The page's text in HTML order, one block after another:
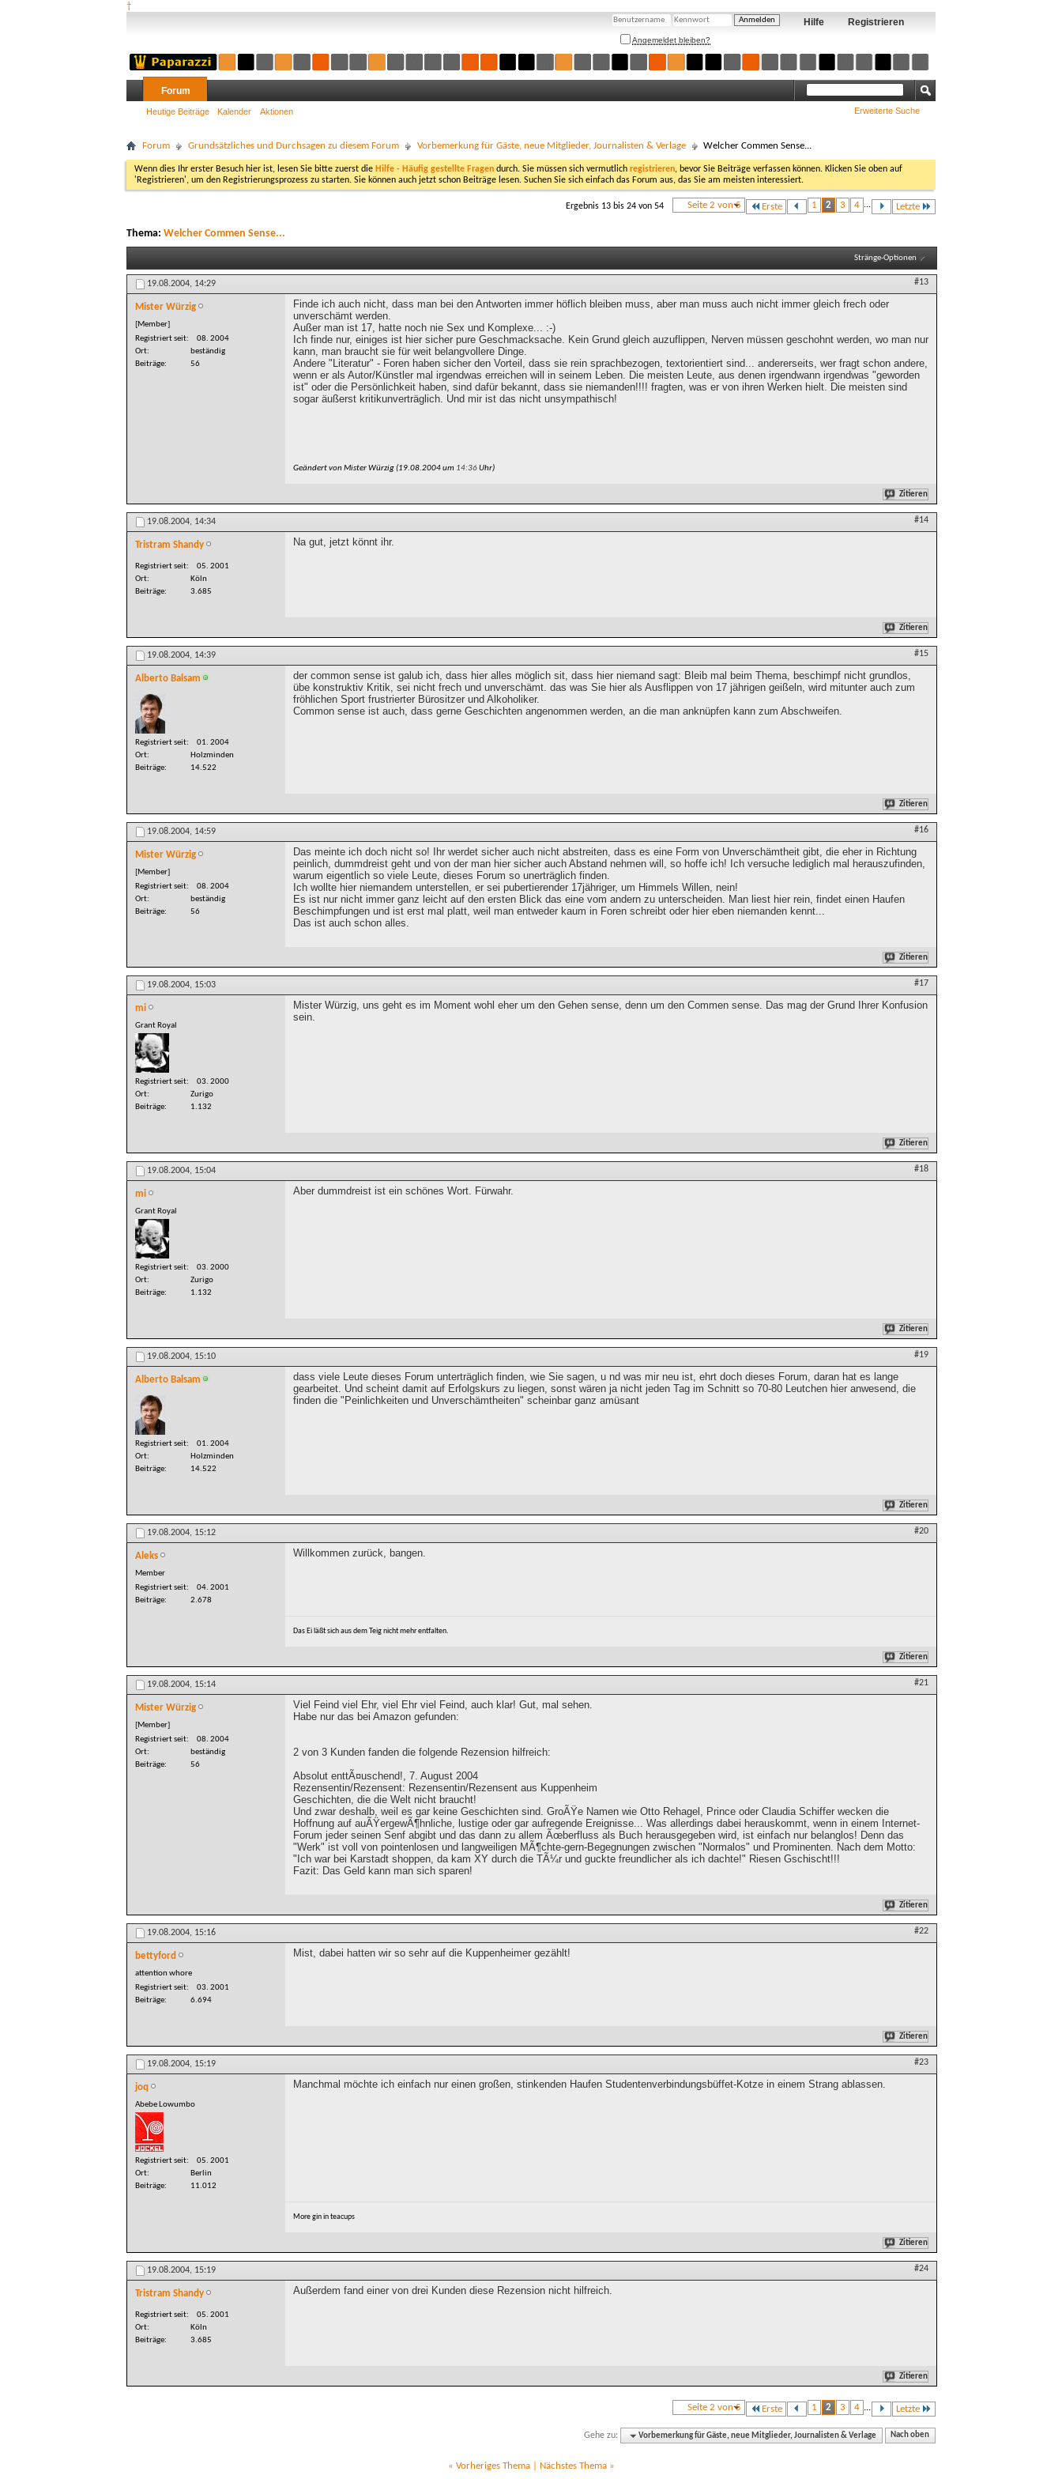
†
Registrieren
Hilfe
Angemeldet bleiben?
Forum
Heutige Beiträge Kalender Aktionen Erweiterte Suche
Forum Grundsätzliches und Durchsagen zu diesem Forum Vorbemerkung für Gäste, neue Mitglieder, Journalisten & Verlage Welcher Commen Sense...
Wenn dies Ihr erster Besuch hier ist, lesen Sie bitte zuerst die Hilfe - Häufig gestellte Fragen durch. Sie müssen sich vermutlich registrieren, bevor Sie Beiträge verfassen können. Klicken Sie oben auf
'Registrieren', um den Registrierungsprozess zu starten. Sie können auch jetzt schon Beiträge lesen. Suchen Sie sich einfach das Forum aus, das Sie am meisten interessiert.
Seite 2 von 5 Erste 1 2 3 4 ... Letzte
Ergebnis 13 bis 24 von 54
Thema: Welcher Commen Sense...
Stränge-Optionen
19.08.2004, 14:29 #13
Mister Würzig
[Member]
Registriert seit
08. 2004
Ort
beständig
Beiträge
56
Finde ich auch nicht, dass man bei den Antworten immer höflich bleiben muss, aber man muss auch nicht immer gleich frech oder
unverschämt werden.
Außer man ist 17, hatte noch nie Sex und Komplexe... :-)
Ich finde nur, einiges ist hier sicher pure Geschmacksache. Kein Grund gleich auzuflippen, Nerven müssen geschohnt werden, wo man nur
kann, man braucht sie für weit belangvollere Dinge.
Andere "Literatur" - Foren haben sicher den Vorteil, dass sie rein sprachbezogen, textorientiert sind... andererseits, wer fragt schon andere,
wenn er als Autor/Künstler mal irgendwas erreichen will in seinem Leben. Die meisten Leute, aus denen irgendwann irgendwas "geworden
ist" oder die Persönlichkeit haben, sind dafür bekannt, dass sie niemanden!!!! fragten, was er von ihren Werken hielt. Die meisten sind
sogar äußerst kritikunverträglich. Und mir ist das nicht unsympathisch!
Geändert von Mister Würzig (19.08.2004 um 14:36Uhr)
Zitieren
19.08.2004, 14:34 #14
Tristram Shandy
Registriert seit
05. 2001
Ort
Köln
Beiträge
3.685
Na gut, jetzt könnt ihr.
Zitieren
19.08.2004, 14:39 #15
Alberto Balsam
Registriert seit
01. 2004
Ort
Holzminden
Beiträge
14.522
der common sense ist galub ich, dass hier alles möglich sit, dass hier niemand sagt: Bleib mal beim Thema, beschimpf nicht grundlos,
übe konstruktiv Kritik, sei nicht frech und unverschämt. das was Sie hier als Ausflippen von 17 jährigen geißeln, wird mitunter auch zum
fröhlichen Sport frustrierter Bürositzer und Alkoholiker.
Common sense ist auch, dass gerne Geschichten angenommen werden, an die man anknüpfen kann zum Abschweifen.
Zitieren
19.08.2004, 14:59 #16
Mister Würzig
[Member]
Registriert seit
08. 2004
Ort
beständig
Beiträge
56
Das meinte ich doch nicht so! Ihr werdet sicher auch nicht abstreiten, dass es eine Form von Unverschämtheit gibt, die eher in Richtung
peinlich, dummdreist geht und von der man hier sicher auch Abstand nehmen will, so hoffe ich! Ich versuche lediglich mal herauszufinden,
warum eigentlich so viele Leute, dieses Forum so unerträglich finden.
Ich wollte hier niemandem unterstellen, er sei pubertierender 17jähriger, um Himmels Willen, nein!
Es ist nur nicht immer ganz leicht auf den ersten Blick das eine vom andern zu unterscheiden. Man liest hier rein, findet einen Haufen
Beschimpfungen und ist erst mal platt, weil man entweder kaum in Foren schreibt oder hier eben niemanden kennt...
Das ist auch schon alles.
Zitieren
19.08.2004, 15:03 #17
mi
Grant Royal
Registriert seit
03. 2000
Ort
Zurigo
Beiträge
1.132
Mister Würzig, uns geht es im Moment wohl eher um den Gehen sense, denn um den Commen sense. Das mag der Grund Ihrer Konfusion
sein.
Zitieren
19.08.2004, 15:04 #18
mi
Grant Royal
Registriert seit
03. 2000
Ort
Zurigo
Beiträge
1.132
Aber dummdreist ist ein schönes Wort. Fürwahr.
Zitieren
19.08.2004, 15:10 #19
Alberto Balsam
Registriert seit
01. 2004
Ort
Holzminden
Beiträge
14.522
dass viele Leute dieses Forum unterträglich finden, wie Sie sagen, u nd was mir neu ist, ehrt doch dieses Forum, daran hat es lange
gearbeitet. Und scheint damit auf Erfolgskurs zu liegen, sonst wären ja nicht jeden Tag im Schnitt so 70-80 Leutchen hier anwesend, die
finden die "Peinlichkeiten und Unverschämtheiten" scheinbar ganz amüsant
Zitieren
19.08.2004, 15:12 #20
Aleks
Member
Registriert seit
04. 2001
Beiträge
2.678
Willkommen zurück, bangen.
Das Ei läßt sich aus dem Teig nicht mehr entfalten.
Zitieren
19.08.2004, 15:14 #21
Mister Würzig
[Member]
Registriert seit
08. 2004
Ort
beständig
Beiträge
56
Viel Feind viel Ehr, viel Ehr viel Feind, auch klar! Gut, mal sehen.
Habe nur das bei Amazon gefunden:
2 von 3 Kunden fanden die folgende Rezension hilfreich:
Absolut enttÃ¤uschend!, 7. August 2004
Rezensentin/Rezensent: Rezensentin/Rezensent aus Kuppenheim
Geschichten, die die Welt nicht braucht!
Und zwar deshalb, weil es gar keine Geschichten sind. GroÃŸe Namen wie Otto Rehagel, Prince oder Claudia Schiffer wecken die
Hoffnung auf auÃŸergewÃ¶hnliche, lustige oder gar aufregende Ereignisse... Was allerdings dabei herauskommt, wenn in einem Internet-
Forum jeder seinen Senf abgibt und das dann zu allem Ãœberfluss als Buch herausgegeben wird, ist einfach nur belanglos! Denn das
"Werk" ist voll von pointenlosen und langweiligen MÃ¶chte-gern-Begegnungen zwischen "Normalos" und Prominenten. Nach dem Motto:
"Ich war bei Karstadt shoppen, da kam XY durch die TÃ¼r und guckte freundlicher als ich dachte!" Riesen Gschischt!!!
Fazit: Das Geld kann man sich sparen!
Zitieren
19.08.2004, 15:16 #22
bettyford
attention whore
Registriert seit
03. 2001
Beiträge
6.694
Mist, dabei hatten wir so sehr auf die Kuppenheimer gezählt!
Zitieren
19.08.2004, 15:19 #23
joq
Abebe Lowumbo
Registriert seit
05. 2001
Ort
Berlin
Beiträge
11.012
Manchmal möchte ich einfach nur einen großen, stinkenden Haufen Studentenverbindungsbüffet-Kotze in einem Strang ablassen.
More gin in teacups
Zitieren
19.08.2004, 15:19 #24
Tristram Shandy
Registriert seit
05. 2001
Ort
Köln
Beiträge
3.685
Außerdem fand einer von drei Kunden diese Rezension nicht hilfreich.
Zitieren
Seite 2 von 5 Erste 1 2 3 4 ... Letzte
Gehe zu: Vorbemerkung für Gäste, neue Mitglieder, Journalisten & Verlage Nach oben
« Vorheriges Thema| Nächstes Thema »